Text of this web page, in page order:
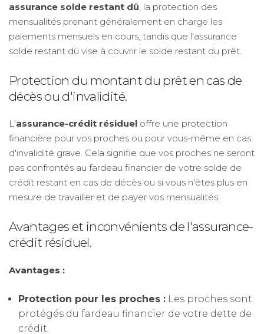
assurance solde restant dû , la protection des
mensualités prenant généralement en charge les
paiements mensuels en cours, tandis que l'assurance
solde restant dû vise à couvrir le solde restant du prêt.
Protection du montant du prêt en cas de
décès ou d'invalidité.
L'assurance-crédit résiduel offre une protection
financière pour vos proches ou pour vous-même en cas
d'invalidité grave. Cela signifie que vos proches ne seront
pas confrontés au fardeau financier de votre solde de
crédit restant en cas de décès ou si vous n'êtes plus en
mesure de travailler et de payer vos mensualités.
Avantages et inconvénients de l'assurance-
crédit résiduel.
Avantages :
Protection pour les proches : Les proches sont
protégés du fardeau financier de votre dette de
crédit.